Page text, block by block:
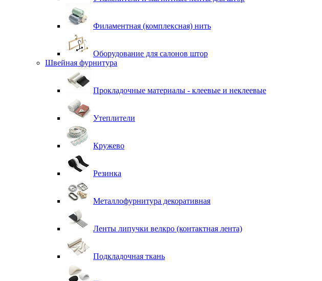
Филаментная (комплексная) нить
Оборудование для салонов штор
Швейная фурнитура
Прокладочные материалы - клеевые и неклеевые
Утеплители
Кружево
Резинка
Металлофурнитура декоративная
Ленты липучки велкро (контактная лента)
Подкладочная ткань